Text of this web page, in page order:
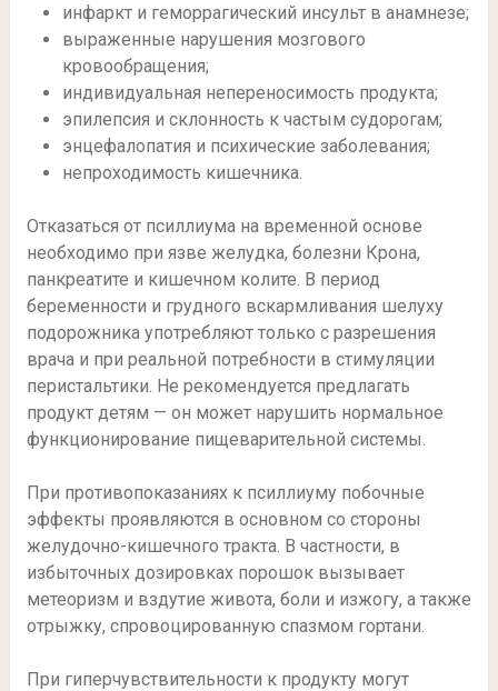
инфаркт и геморрагический инсульт в анамнезе;
выраженные нарушения мозгового
кровообращения;
индивидуальная непереносимость продукта;
эпилепсия и склонность к частым судорогам;
энцефалопатия и психические заболевания;
непроходимость кишечника.
Отказаться от псиллиума на временной основе
необходимо при язве желудка, болезни Крона,
панкреатите и кишечном колите. В период
беременности и грудного вскармливания шелуху
подорожника употребляют только с разрешения
врача и при реальной потребности в стимуляции
перистальтики. Не рекомендуется предлагать
продукт детям — он может нарушить нормальное
функционирование пищеварительной системы.
При противопоказаниях к псиллиуму побочные
эффекты проявляются в основном со стороны
желудочно-кишечного тракта. В частности, в
избыточных дозировках порошок вызывает
метеоризм и вздутие живота, боли и изжогу, а также
отрыжку, спровоцированную спазмом гортани.
При гиперчувствительности к продукту могут